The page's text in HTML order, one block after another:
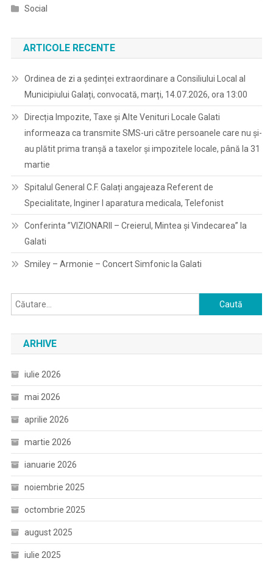
Social
ARTICOLE RECENTE
Ordinea de zi a ședinței extraordinare a Consiliului Local al
Municipiului Galați, convocată, marți, 14.07.2026, ora 13:00
Direcția Impozite, Taxe și Alte Venituri Locale Galati
informeaza ca transmite SMS-uri către persoanele care nu și-
au plătit prima tranșă a taxelor și impozitele locale, până la 31
martie
Spitalul General C.F. Galați angajeaza Referent de
Specialitate, Inginer I aparatura medicala, Telefonist
Conferinta ”VIZIONARII – Creierul, Mintea și Vindecarea” la
Galati
Smiley – Armonie – Concert Simfonic la Galati
Caută
după:
ARHIVE
iulie 2026
mai 2026
aprilie 2026
martie 2026
ianuarie 2026
noiembrie 2025
octombrie 2025
august 2025
iulie 2025